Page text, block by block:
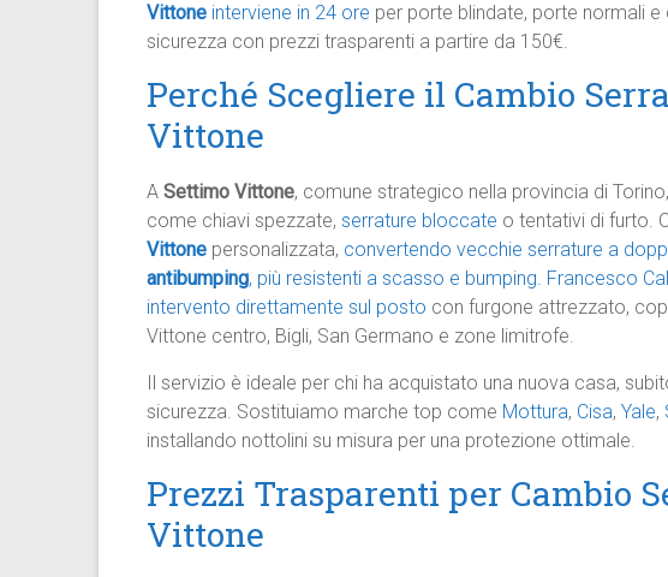
Vittone interviene in 24 ore per porte blindate, porte normali
sicurezza con prezzi trasparenti a partire da 150€.
Perché Scegliere il Cambio
Vittone
A Settimo Vittone, comune strategico nella provincia di
come chiavi spezzate, serrature bloccate o tentativi di furto.
Vittone personalizzata, convertendo vecchie serrature a
antibumping, più resistenti a scasso e bumping. Francesco
intervento direttamente sul posto con furgone attrezzato,
Vittone centro, Bigli, San Germano e zone limitrofe.
Il servizio è ideale per chi ha acquistato una nuova casa,
sicurezza. Sostituiamo marche top come Mottura, Cisa, Yale,
installando nottolini su misura per una protezione ottimale.
Prezzi Trasparenti per Cambio
Vittone